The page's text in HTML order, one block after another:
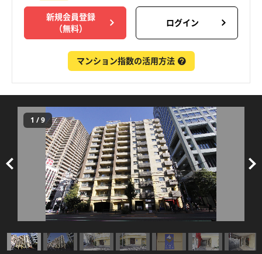
新規会員登録
（無料）
ログイン
マンション指数の活用方法
1 /9